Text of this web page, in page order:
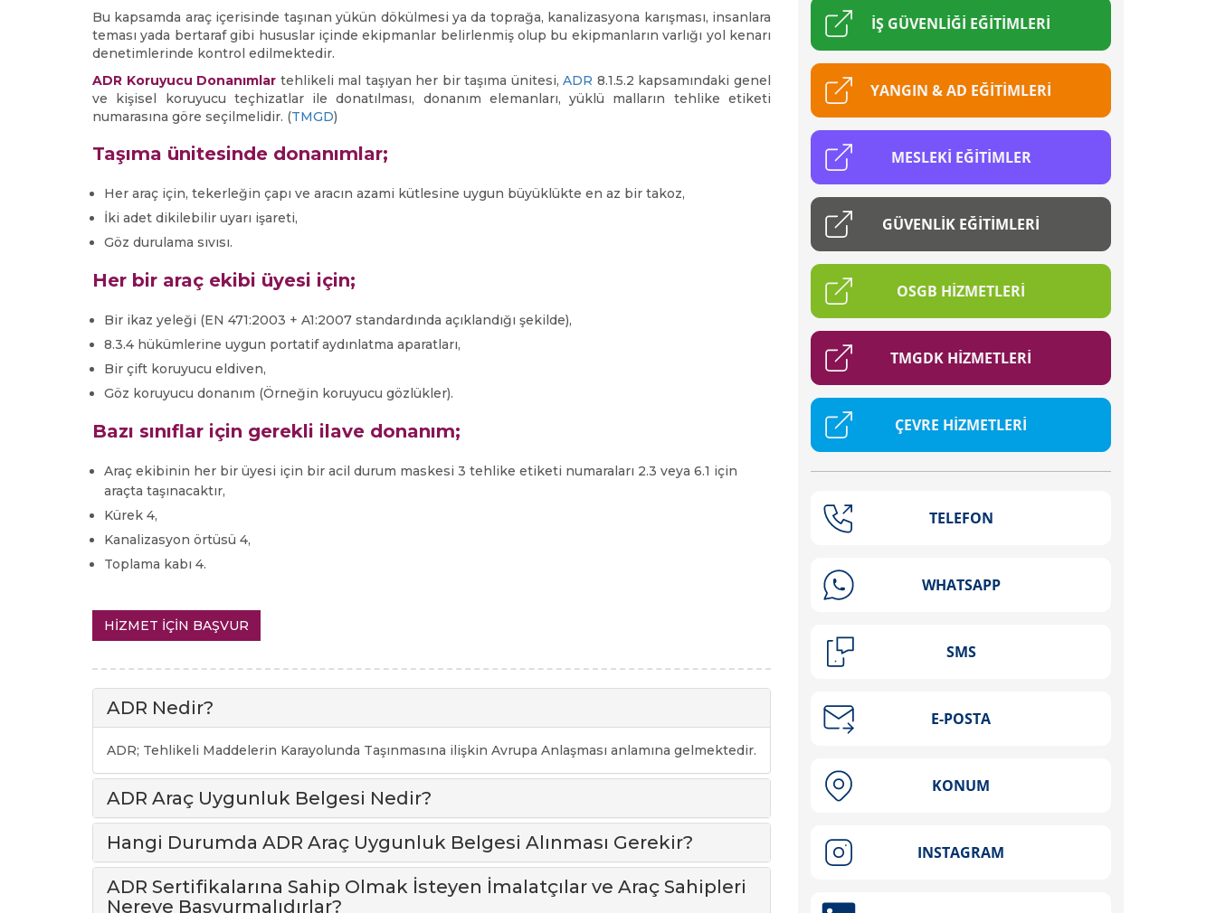
Bu kapsamda araç içerisinde taşınan yükün dökülmesi ya da toprağa, kanalizasyona karışması, insanlara
teması yada bertaraf gibi hususlar içinde ekipmanlar belirlenmiş olup bu ekipmanların varlığı yol kenarı
denetimlerinde kontrol edilmektedir.
ADR Koruyucu Donanımlar tehlikeli mal taşıyan her bir taşıma ünitesi,ADR 8.1.5.2 kapsamındaki genel
ve kişisel koruyucu teçhizatlar ile donatılması, donanım elemanları, yüklü malların tehlike etiketi
numarasına göre seçilmelidir. (TMGD)
Taşıma ünitesinde donanımlar;
Her araç için, tekerleğin çapı ve aracın azami kütlesine uygun büyüklükte en az bir takoz,
İki adet dikilebilir uyarı işareti,
Göz durulama sıvısı.
Her bir araç ekibi üyesi için;
Bir ikaz yeleği (EN 471:2003 + A1:2007 standardında açıklandığı şekilde),
8.3.4 hükümlerine uygun portatif aydınlatma aparatları,
Bir çift koruyucu eldiven,
Göz koruyucu donanım (Örneğin koruyucu gözlükler).
Bazı sınıflar için gerekli ilave donanım;
Araç ekibinin her bir üyesi için bir acil durum maskesi 3 tehlike etiketi numaraları 2.3 veya 6.1 için
araçta taşınacaktır,
Kürek 4,
Kanalizasyon örtüsü 4,
Toplama kabı 4.
HİZMET İÇİN BAŞVUR
ADR Nedir?
ADR; Tehlikeli Maddelerin Karayolunda Taşınmasına ilişkin Avrupa Anlaşması anlamına gelmektedir.
ADR Araç Uygunluk Belgesi Nedir?
Hangi Durumda ADR Araç Uygunluk Belgesi Alınması Gerekir?
ADR Sertifikalarına Sahip Olmak İsteyen İmalatçılar ve Araç Sahipleri
Nereye Başvurmalıdırlar?